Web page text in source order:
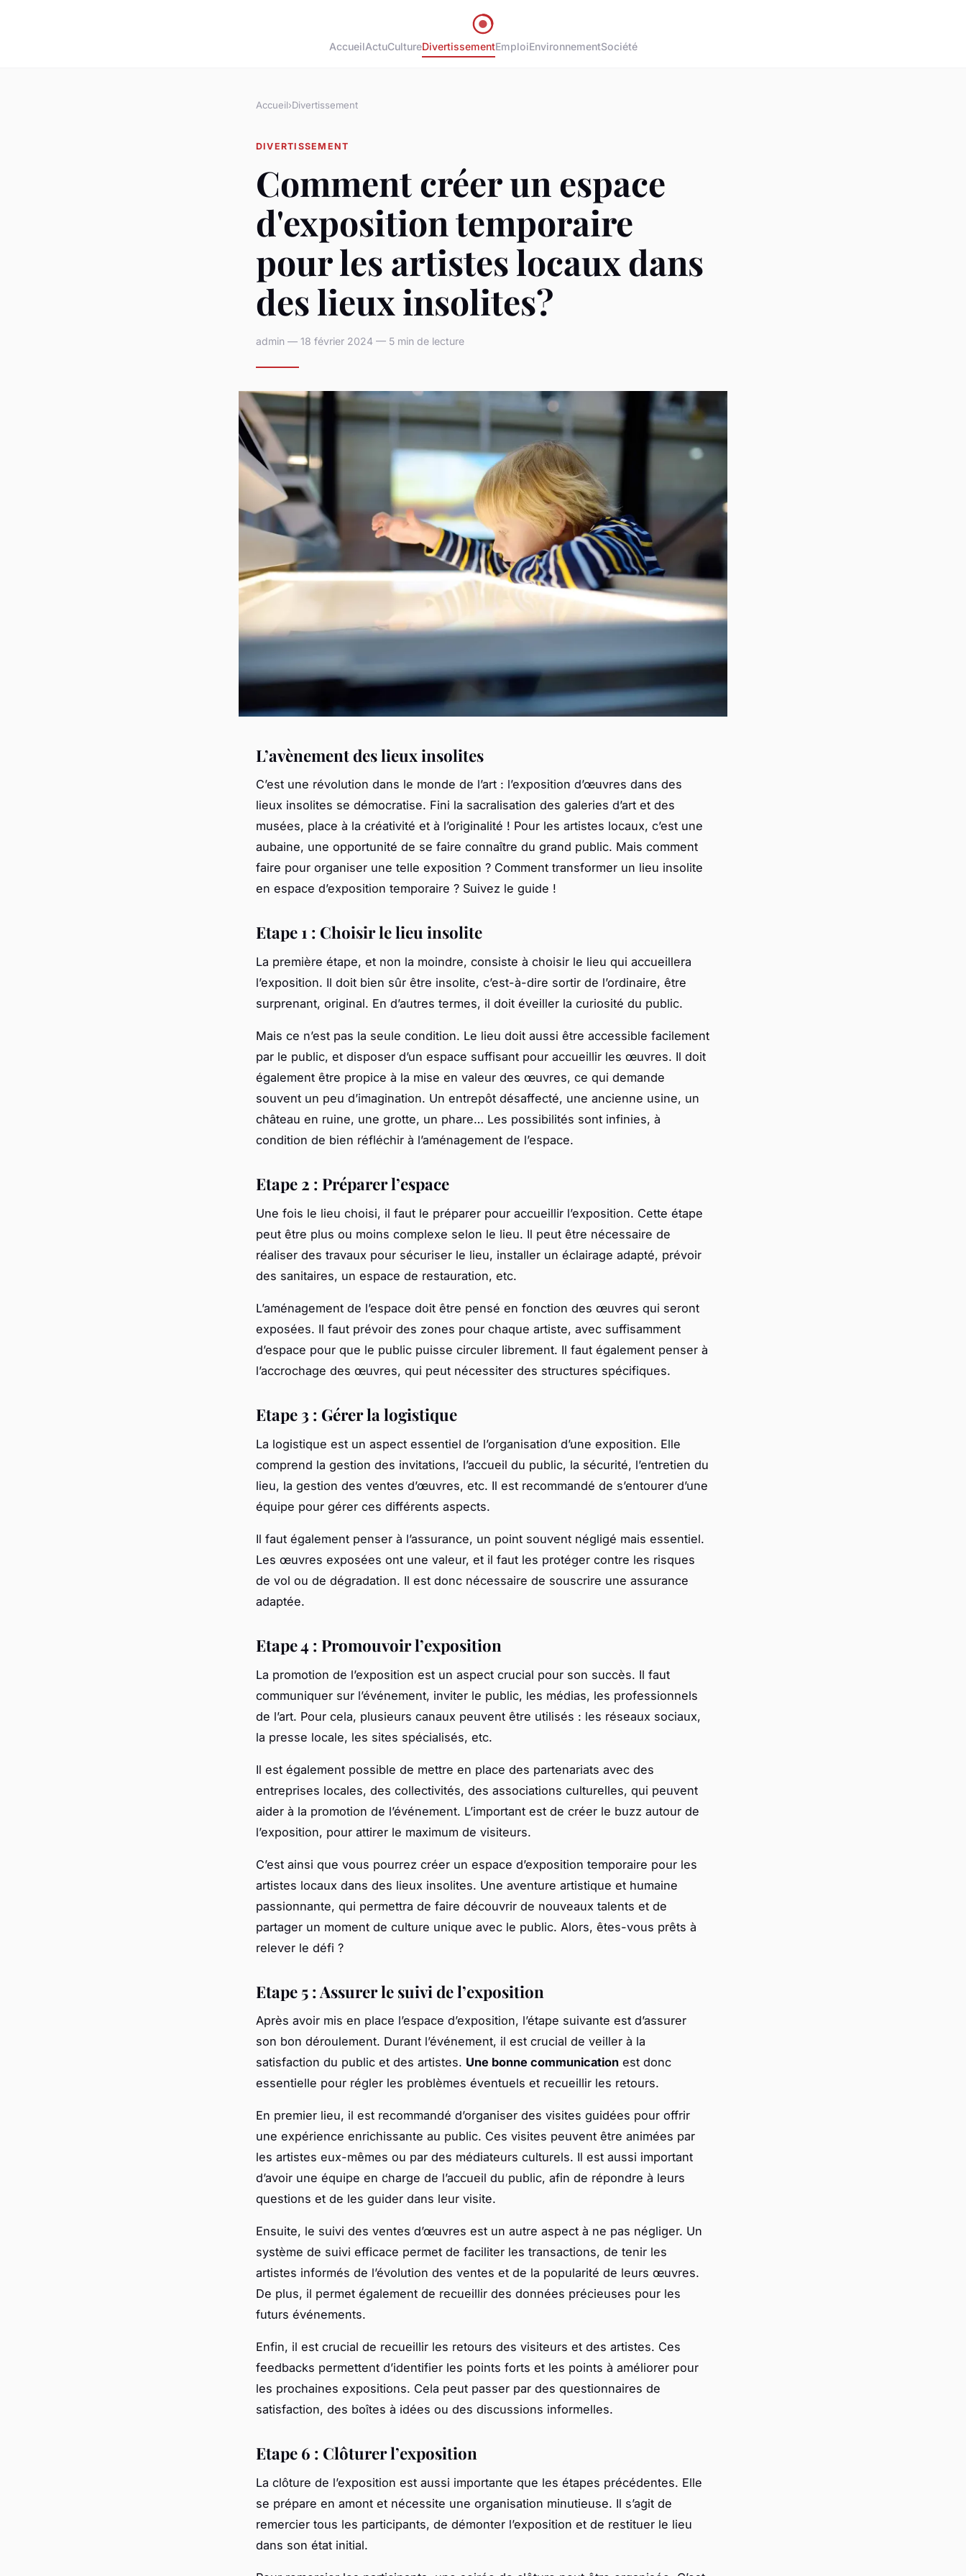
AccueilActuCultureDivertissementEmploiEnvironnementSociété
Accueil›Divertissement
DIVERTISSEMENT
Comment créer un espace
d'exposition temporaire
pour les artistes locaux dans
des lieux insolites?
admin — 18 février 2024 — 5 min de lecture
L’avènement des lieux insolites
C’est une révolution dans le monde de l’art : l’exposition d’œuvres dans des
lieux insolites se démocratise. Fini la sacralisation des galeries d’art et des
musées, place à la créativité et à l’originalité ! Pour les artistes locaux, c’est une
aubaine, une opportunité de se faire connaître du grand public. Mais comment
faire pour organiser une telle exposition ? Comment transformer un lieu insolite
en espace d’exposition temporaire ? Suivez le guide !
Etape 1 : Choisir le lieu insolite
La première étape, et non la moindre, consiste à choisir le lieu qui accueillera
l’exposition. Il doit bien sûr être insolite, c’est-à-dire sortir de l’ordinaire, être
surprenant, original. En d’autres termes, il doit éveiller la curiosité du public.
Mais ce n’est pas la seule condition. Le lieu doit aussi être accessible facilement
par le public, et disposer d’un espace suffisant pour accueillir les œuvres. Il doit
également être propice à la mise en valeur des œuvres, ce qui demande
souvent un peu d’imagination. Un entrepôt désaffecté, une ancienne usine, un
château en ruine, une grotte, un phare… Les possibilités sont infinies, à
condition de bien réfléchir à l’aménagement de l’espace.
Etape 2 : Préparer l’espace
Une fois le lieu choisi, il faut le préparer pour accueillir l’exposition. Cette étape
peut être plus ou moins complexe selon le lieu. Il peut être nécessaire de
réaliser des travaux pour sécuriser le lieu, installer un éclairage adapté, prévoir
des sanitaires, un espace de restauration, etc.
L’aménagement de l’espace doit être pensé en fonction des œuvres qui seront
exposées. Il faut prévoir des zones pour chaque artiste, avec suffisamment
d’espace pour que le public puisse circuler librement. Il faut également penser à
l’accrochage des œuvres, qui peut nécessiter des structures spécifiques.
Etape 3 : Gérer la logistique
La logistique est un aspect essentiel de l’organisation d’une exposition. Elle
comprend la gestion des invitations, l’accueil du public, la sécurité, l’entretien du
lieu, la gestion des ventes d’œuvres, etc. Il est recommandé de s’entourer d’une
équipe pour gérer ces différents aspects.
Il faut également penser à l’assurance, un point souvent négligé mais essentiel.
Les œuvres exposées ont une valeur, et il faut les protéger contre les risques
de vol ou de dégradation. Il est donc nécessaire de souscrire une assurance
adaptée.
Etape 4 : Promouvoir l’exposition
La promotion de l’exposition est un aspect crucial pour son succès. Il faut
communiquer sur l’événement, inviter le public, les médias, les professionnels
de l’art. Pour cela, plusieurs canaux peuvent être utilisés : les réseaux sociaux,
la presse locale, les sites spécialisés, etc.
Il est également possible de mettre en place des partenariats avec des
entreprises locales, des collectivités, des associations culturelles, qui peuvent
aider à la promotion de l’événement. L’important est de créer le buzz autour de
l’exposition, pour attirer le maximum de visiteurs.
C’est ainsi que vous pourrez créer un espace d’exposition temporaire pour les
artistes locaux dans des lieux insolites. Une aventure artistique et humaine
passionnante, qui permettra de faire découvrir de nouveaux talents et de
partager un moment de culture unique avec le public. Alors, êtes-vous prêts à
relever le défi ?
Etape 5 : Assurer le suivi de l’exposition
Après avoir mis en place l’espace d’exposition, l’étape suivante est d’assurer
son bon déroulement. Durant l’événement, il est crucial de veiller à la
satisfaction du public et des artistes. Une bonne communication est donc
essentielle pour régler les problèmes éventuels et recueillir les retours.
En premier lieu, il est recommandé d’organiser des visites guidées pour offrir
une expérience enrichissante au public. Ces visites peuvent être animées par
les artistes eux-mêmes ou par des médiateurs culturels. Il est aussi important
d’avoir une équipe en charge de l’accueil du public, afin de répondre à leurs
questions et de les guider dans leur visite.
Ensuite, le suivi des ventes d’œuvres est un autre aspect à ne pas négliger. Un
système de suivi efficace permet de faciliter les transactions, de tenir les
artistes informés de l’évolution des ventes et de la popularité de leurs œuvres.
De plus, il permet également de recueillir des données précieuses pour les
futurs événements.
Enfin, il est crucial de recueillir les retours des visiteurs et des artistes. Ces
feedbacks permettent d’identifier les points forts et les points à améliorer pour
les prochaines expositions. Cela peut passer par des questionnaires de
satisfaction, des boîtes à idées ou des discussions informelles.
Etape 6 : Clôturer l’exposition
La clôture de l’exposition est aussi importante que les étapes précédentes. Elle
se prépare en amont et nécessite une organisation minutieuse. Il s’agit de
remercier tous les participants, de démonter l’exposition et de restituer le lieu
dans son état initial.